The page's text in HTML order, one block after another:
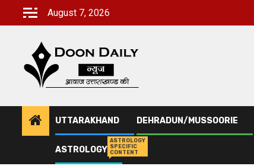
August 7, 2026
UTTARAKHAND DEHRADUN/MUSSOORIE
ASTROLOGY
ASTROLOGY
SPECIFIC
CONTENT